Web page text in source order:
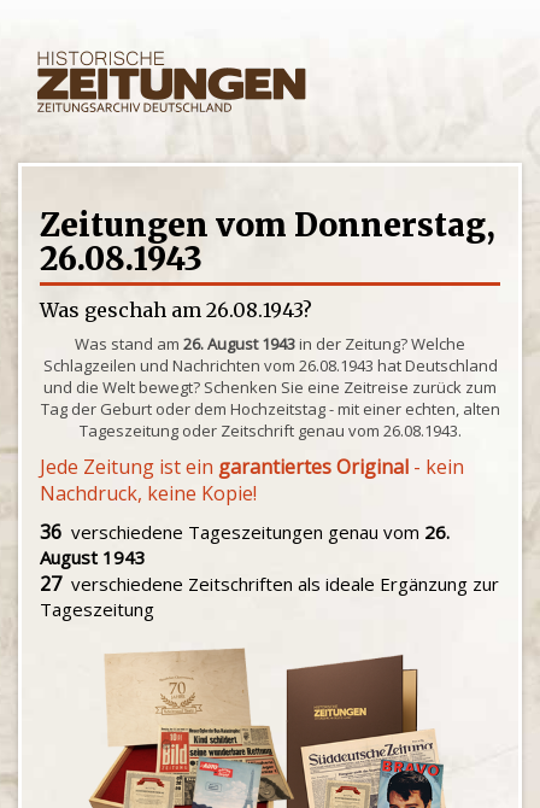
Zeitungen vom Donnerstag,
26.08.1943
Was geschah am 26.08.1943?
Was stand am 26. August 1943in der Zeitung? Welche
Schlagzeilen und Nachrichten vom 26.08.1943 hat Deutschland
und die Welt bewegt? Schenken Sie eine Zeitreise zurück zum
Tag der Geburt oder dem Hochzeitstag - mit einer echten, alten
Tageszeitung oder Zeitschrift genau vom 26.08.1943.
Jede Zeitung ist ein garantiertes Original - kein
Nachdruck, keine Kopie!
36 verschiedene Tageszeitungen genau vom 26.
August 1943
27verschiedene Zeitschriften als ideale Ergänzung zur
Tageszeitung